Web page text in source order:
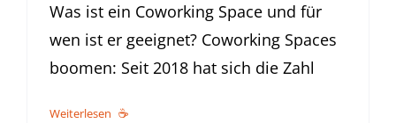
Was ist ein Coworking Space und für
wen ist er geeignet? Coworking Spaces
boomen: Seit 2018 hat sich die Zahl
Weiterlesen